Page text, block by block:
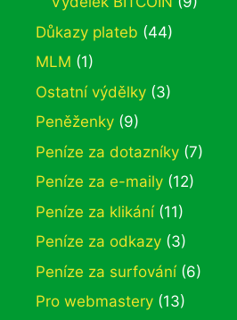
Důkazy plateb (44)
MLM (1)
Ostatní výdělky (3)
Peněženky (9)
Peníze za dotazníky (7)
Peníze za e-maily (12)
Peníze za klikání(11)
Peníze za odkazy (3)
Peníze za surfování(6)
Pro webmastery (13)